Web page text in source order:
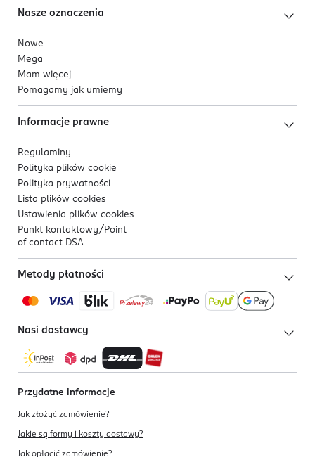
Nasze oznaczenia
Nowe
Mega
Mam więcej
Pomagamy jak umiemy
Informacje prawne
Regulaminy
Polityka plików cookie
Polityka prywatności
Lista plików cookies
Ustawienia plików cookies
Punkt kontaktowy/ Point
of contact DSA
Metody płatności
Nasi dostawcy
Przydatne informacje
Jak złożyć zamówienie?
Jakie są formy i koszty dostawy?
Jak opłacić zamówienie?